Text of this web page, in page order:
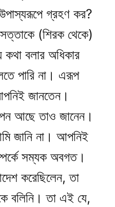
গ্রহণ কর?
(শিরক থেকে)
কথা বলার অধিকার
পারি না। এরূপ
জানতেন।
আছে তাও জানেন।
জানি না। আপনিই
সম্যক অবগত।
করেছিলেন, তা
বলিনি। তা এই যে,